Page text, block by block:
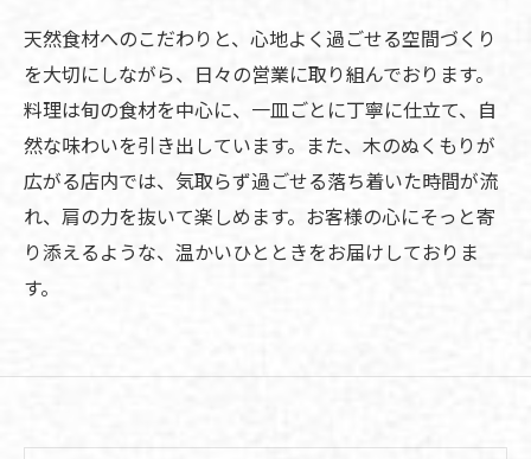
天然食材へのこだわりと、心地よく過ごせる空間づくり
を大切にしながら、日々の営業に取り組んでおります。
料理は旬の食材を中心に、一皿ごとに丁寧に仕立て、自
然な味わいを引き出しています。また、木のぬくもりが
広がる店内では、気取らず過ごせる落ち着いた時間が流
れ、肩の力を抜いて楽しめます。お客様の心にそっと寄
り添えるような、温かいひとときをお届けしておりま
す。